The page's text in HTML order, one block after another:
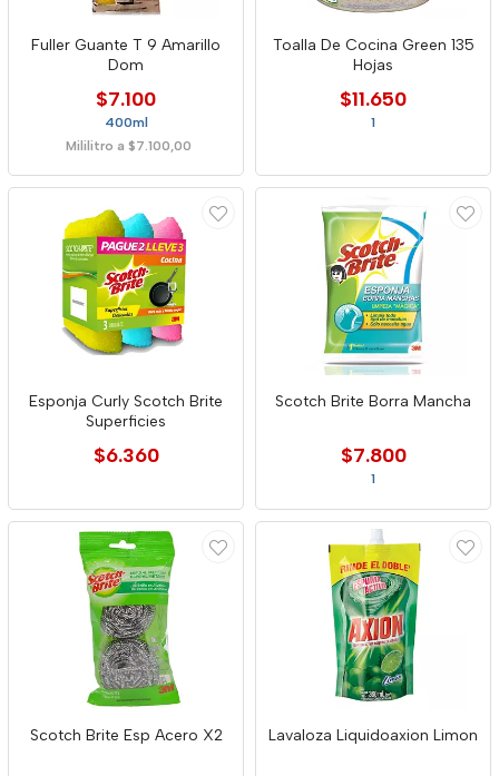
Fuller Guante T 9 Amarillo
Dom
$7.100
400ml
Mililitro a $7.100,00
Toalla De Cocina Green 135
Hojas
$11.650
1
Esponja Curly Scotch Brite
Superficies
$6.360
Scotch Brite Borra Mancha
$7.800
1
Scotch Brite Esp Acero X2 Lavaloza Liquidoaxion Limon